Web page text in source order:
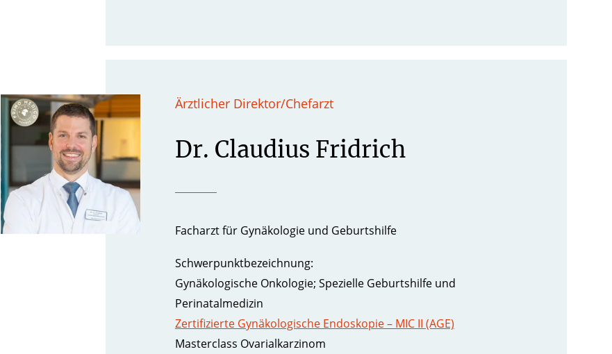
Ärztlicher Direktor/Chefarzt
Dr. Claudius Fridrich
Facharzt für Gynäkologie und Geburtshilfe
Schwerpunktbezeichnung:
Gynäkologische Onkologie; Spezielle Geburtshilfe und
Perinatalmedizin
Zertifizierte Gynäkologische Endoskopie – MIC II (AGE)
Masterclass Ovarialkarzinom